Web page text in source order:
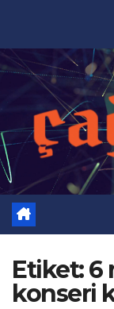
content
Etiket:6
konseri